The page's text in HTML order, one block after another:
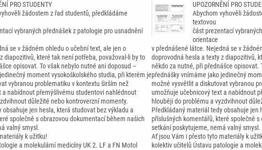
PRO STUDENTY
žádostem z řad studentů, předkládáme
vybraných přednášek z patologie pro usnadnění
se v žádném ohledu o učební text, ale jen o
diapozitivů, které tak není potřeba, považoval-li by to
opisovat. To však nebylo nutné ani doposud –
moment vysokoškolského studia, při kterém je
vybranou problematiku v kontextu širším než
a nabídnout přemýšlivému studentovi nahlédnout
důležité nebo kontroverzní momenty.
jen hesla, která studovat bez výkladu a
společně s obrazovou dokumentací během našich
valný smysl.
k užitku!
a molekulární medicíny UK 2. LF a FN Motol
UPOZORNĚNÍ PRO
Abychom vyhověli
textovou
část prezentací
orientace
v přednášené látce. Nejedná se v
doprovodná hesla a texty z diapozitivů,
někdo za nutné, při přednášce
přednášky vnímáme jako jedinečný
možné vysvětlit a diskutovat vybranou
umožňuje učebnicový text a nabídnout
hlouběji do problému a vyzdvihnout
Předkládaný materiál tedy obsahuje jen
příslušných komentářů, které společně
setkání poskytujeme, nemá valný smysl.
Ať jsou Vám i přesto tyto materiály k
kolektiv učitelů Ústavu patologie a